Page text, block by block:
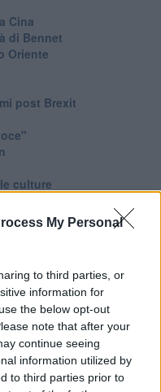
My Personal
to third parties, or
information for
the below opt-out
note that after your
continue seeing
information utilized by
to third parties prior to
Cina
di Bennet
Oriente
post Brexit
culture
dal G20
guerra